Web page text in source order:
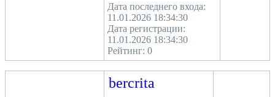
Дата последнего входа:
11.01.2026 18:34:30
Дата регистрации:
11.01.2026 18:34:30
Рейтинг: 0
bercrita